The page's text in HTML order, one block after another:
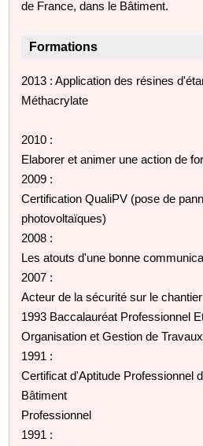
de France, dans le Bâtiment.
Formations
2013 : Application des résines
Méthacrylate
2010 :
Elaborer et animer une action de
2009 :
Certification QualiPV (pose de
photovoltaïques)
2008 :
Les atouts d'une bonne
2007 :
Acteur de la sécurité sur le chantier
1993 Baccalauréat Professionnel
Organisation et Gestion de Travaux
1991 :
Certificat d'Aptitude Professionnel
Bâtiment
Professionnel
1991 :